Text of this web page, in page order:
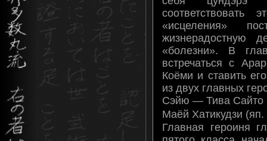
соответствовать
«исцеления»
жизнерадостную
«болезни». В
встречаться с
Коёми и ставить
из двух главных
Сэйю — Тива Сайто
Маёй Хатикудзи
Главная героиня